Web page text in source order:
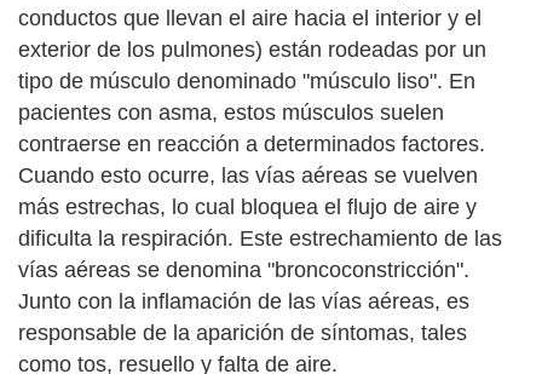
conductos que llevan el aire hacia el interior y el
exterior de los pulmones) están rodeadas por un
tipo de músculo denominado "músculo liso". En
pacientes con asma, estos músculos suelen
contraerse en reacción a determinados factores.
Cuando esto ocurre, las vías aéreas se vuelven
más estrechas, lo cual bloquea el flujo de aire y
dificulta la respiración. Este estrechamiento de las
vías aéreas se denomina "broncoconstricción".
Junto con la inflamación de las vías aéreas, es
responsable de la aparición de síntomas, tales
como tos, resuello y falta de aire.